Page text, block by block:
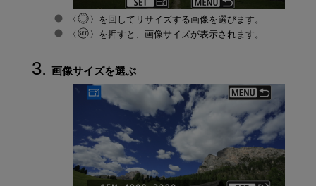
を回してリサイズする画像を選びます。
を押すと、画像サイズが表示されます。
画像サイズを選ぶ